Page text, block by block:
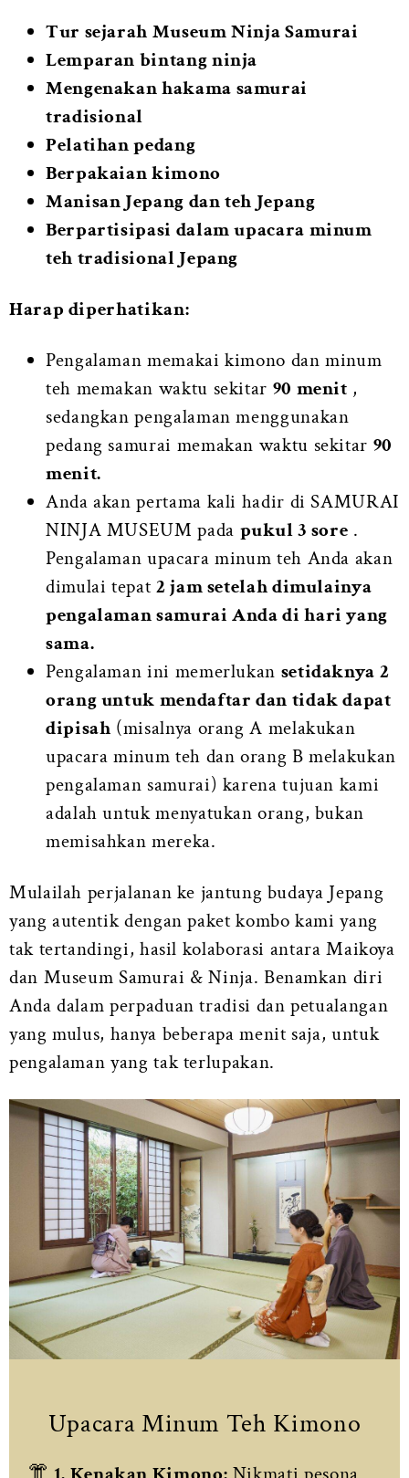
Tur sejarah Museum Ninja Samurai
Lemparan bintang ninja
Mengenakan hakama samurai
tradisional
Pelatihan pedang
Berpakaian kimono
Manisan Jepang dan teh Jepang
Berpartisipasi dalam upacara minum
teh tradisional Jepang
Harap diperhatikan:
Pengalaman memakai kimono dan minum
teh memakan waktu sekitar 90 menit ,
sedangkan pengalaman menggunakan
pedang samurai memakan waktu sekitar 90
menit.
Anda akan pertama kali hadir di SAMURAI
NINJA MUSEUM pada pukul 3 sore .
Pengalaman upacara minum teh Anda akan
dimulai tepat 2 jam setelah dimulainya
pengalaman samurai Anda di hari yang
sama.
Pengalaman ini memerlukan setidaknya 2
orang untuk mendaftar dan tidak dapat
dipisah (misalnya orang A melakukan
upacara minum teh dan orang B melakukan
pengalaman samurai) karena tujuan kami
adalah untuk menyatukan orang, bukan
memisahkan mereka.
Mulailah perjalanan ke jantung budaya Jepang
yang autentik dengan paket kombo kami yang
tak tertandingi, hasil kolaborasi antara Maikoya
dan Museum Samurai & Ninja. Benamkan diri
Anda dalam perpaduan tradisi dan petualangan
yang mulus, hanya beberapa menit saja, untuk
pengalaman yang tak terlupakan.
Upacara Minum Teh Kimono